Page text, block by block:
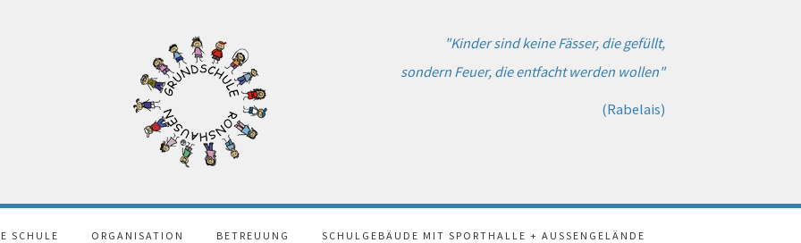
"Kinder sind keine Fässer, die gefüllt,
sondern Feuer, die entfacht werden wollen"
(Rabelais)
SCHULE ORGANISATION BETREUUNG SCHULGEBÄUDE MIT SPORTHALLE + AUSSENGELÄNDE